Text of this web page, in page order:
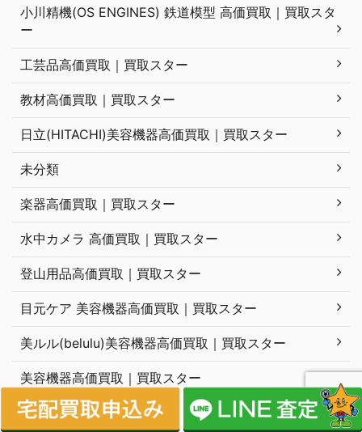
小川精機(OS ENGINES) 鉄道模型 高価買取｜買取スタ
ー
工芸品高価買取｜買取スター
教材高価買取｜買取スター
日立(HITACHI)美容機器高価買取｜買取スター
未分類
楽器高価買取｜買取スター
水中カメラ 高価買取｜買取スター
登山用品高価買取｜買取スター
目元ケア 美容機器高価買取｜買取スター
美ルル(belulu)美容機器高価買取｜買取スター
美容機器高価買取｜買取スター
美顔ローラー美容機器高価買取｜買取スター